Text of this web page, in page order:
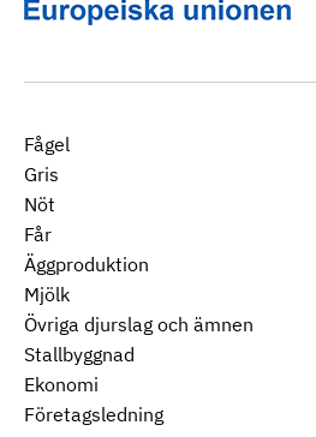
Fågel
Gris
Nöt
Får
Äggproduktion
Mjölk
Övriga djurslag och ämnen
Stallbyggnad
Ekonomi
Företagsledning